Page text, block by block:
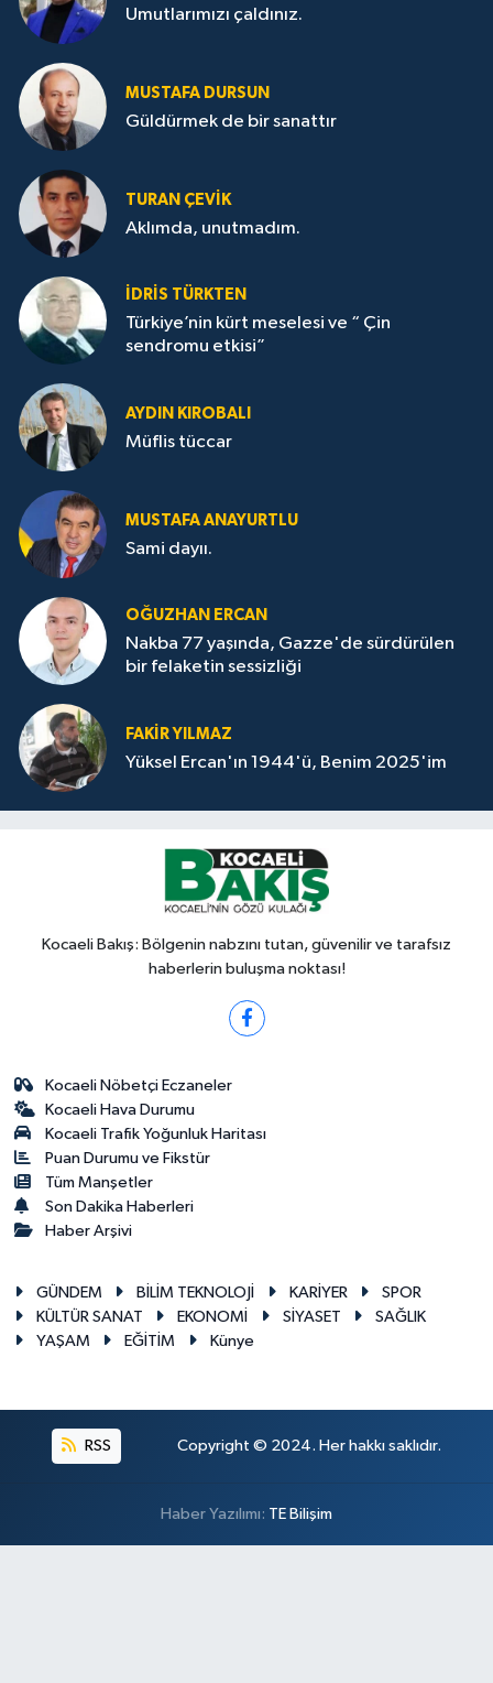
Umutlarımızı çaldınız.
MUSTAFA DURSUN
Güldürmek de bir sanattır
TURAN ÇEVİK
Aklımda, unutmadım.
İDRİS TÜRKTEN
Türkiye’nin kürt meselesi ve “ Çin
sendromu etkisi”
AYDIN KIROBALI
Müflis tüccar
MUSTAFA ANAYURTLU
Sami dayıı.
OĞUZHAN ERCAN
Nakba 77 yaşında, Gazze'de sürdürülen
bir felaketin sessizliği
FAKİR YILMAZ
Yüksel Ercan'ın 1944'ü, Benim 2025'im
Kocaeli Bakış: Bölgenin nabzını tutan, güvenilir ve tarafsız
haberlerin buluşma noktası!
Kocaeli Nöbetçi Eczaneler
Kocaeli Hava Durumu
Kocaeli Trafik Yoğunluk Haritası
Puan Durumu ve Fikstür
Tüm Manşetler
Son Dakika Haberleri
Haber Arşivi
GÜNDEM BİLİM TEKNOLOJİ KARİYER
SPOR
KÜLTÜR SANAT
EKONOMİ SİYASET
SAĞLIK
YAŞAM
EĞİTİM Künye
RSS Copyright © 2024. Her hakkı saklıdır.
Haber Yazılımı: TE Bilişim